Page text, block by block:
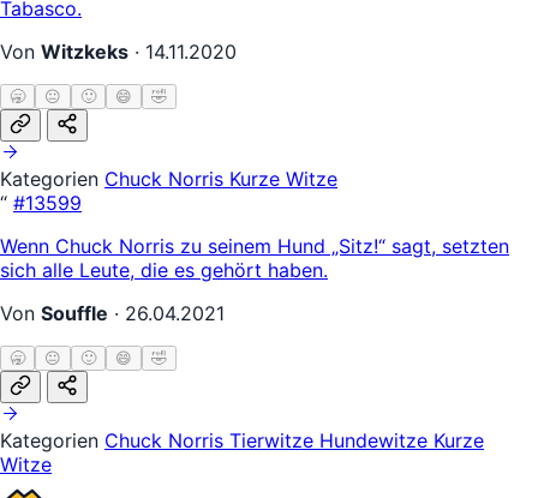
Tabasco.
Von Witzkeks · 14.11.2020
🥱 😐 🙂 😄 🤣
Kategorien Chuck Norris Kurze Witze
“ #13599
Wenn Chuck Norris zu seinem Hund „Sitz!“ sagt, setzten
sich alle Leute, die es gehört haben.
Von Souffle · 26.04.2021
🥱 😐 🙂 😄 🤣
Kategorien Chuck Norris Tierwitze Hundewitze Kurze
Witze